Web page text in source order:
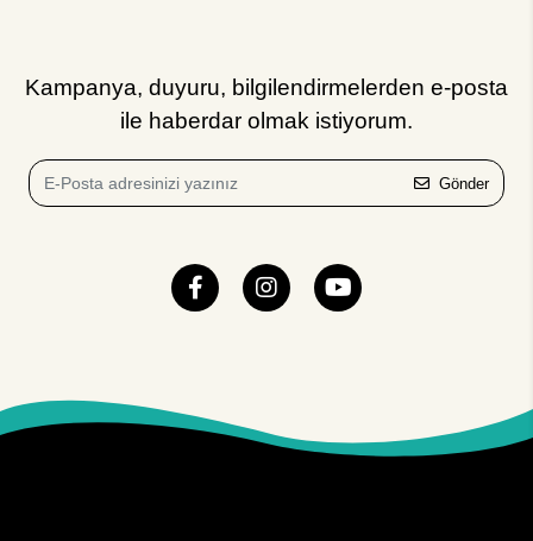
Kampanya, duyuru, bilgilendirmelerden e-posta
ile haberdar olmak istiyorum.
Gönder